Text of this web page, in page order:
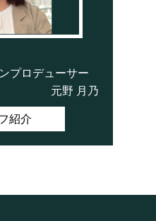
プロデューサー
元野 月乃
紹介